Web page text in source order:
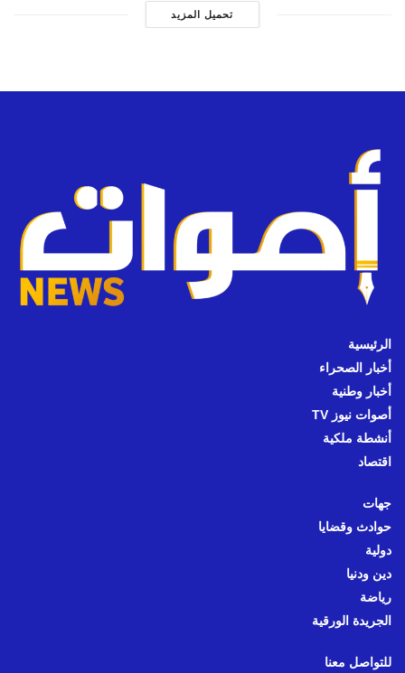
تحميل المزيد
الرئيسية
أخبار الصحراء
أخبار وطنية
أصوات نيوز TV
أنشطة ملكية
اقتصاد
جهات
حوادث وقضايا
دولية
دين ودنيا
رياضة
الجريدة الورقية
للتواصل معنا